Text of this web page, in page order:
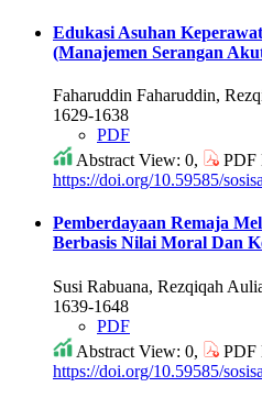
Edukasi Asuhan
(Manajemen Serangan
Faharuddin Faharuddin,
1629-1638
PDF
Abstract View: 0,
PDF
https://doi.org/10.59585/
Pemberdayaan Remaja
Berbasis Nilai Moral Dan
Susi Rabuana, Rezqiqah
1639-1648
PDF
Abstract View: 0,
PDF
https://doi.org/10.59585/